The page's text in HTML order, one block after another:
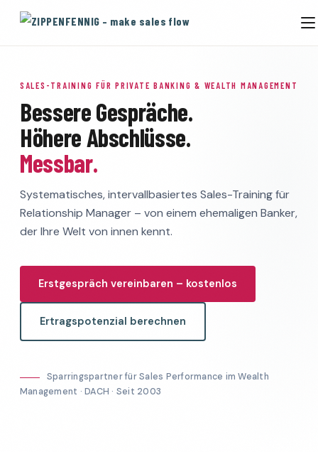
SALES-TRAINING FÜR PRIVATE BANKING & WEALTH MANAGEMENT
Bessere Gespräche.
Höhere Abschlüsse.
Messbar.
Systematisches, intervallbasiertes Sales-Training für
Relationship Manager – von einem ehemaligen Banker,
der Ihre Welt von innen kennt.
Erstgespräch vereinbaren – kostenlos
Ertragspotenzial berechnen
Sparringspartner für Sales Performance im Wealth
Management · DACH · Seit 2003